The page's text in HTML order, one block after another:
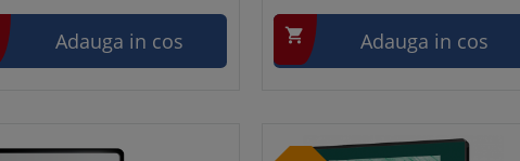
Adauga in cos  Adauga in cos